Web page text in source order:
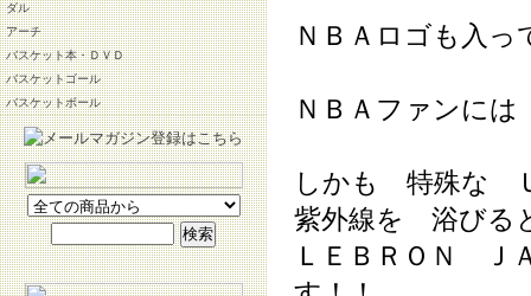
ダル
アーチ
バスケット本・ＤＶＤ
バスケットゴール
バスケットボール
ＮＢＡロゴも入っ
ＮＢＡファンに
しかも 特殊な
紫外線を 浴び
ＬＥＢＲＯＮ